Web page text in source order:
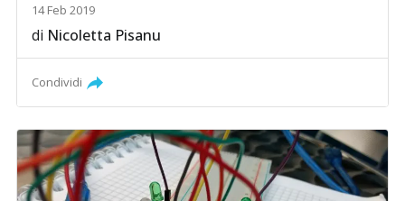
14 Feb 2019
di Nicoletta Pisanu
Condividi